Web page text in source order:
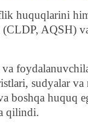
huquqlarini
AQSH)
sudyalar va
boshqa huquq
qilindi.